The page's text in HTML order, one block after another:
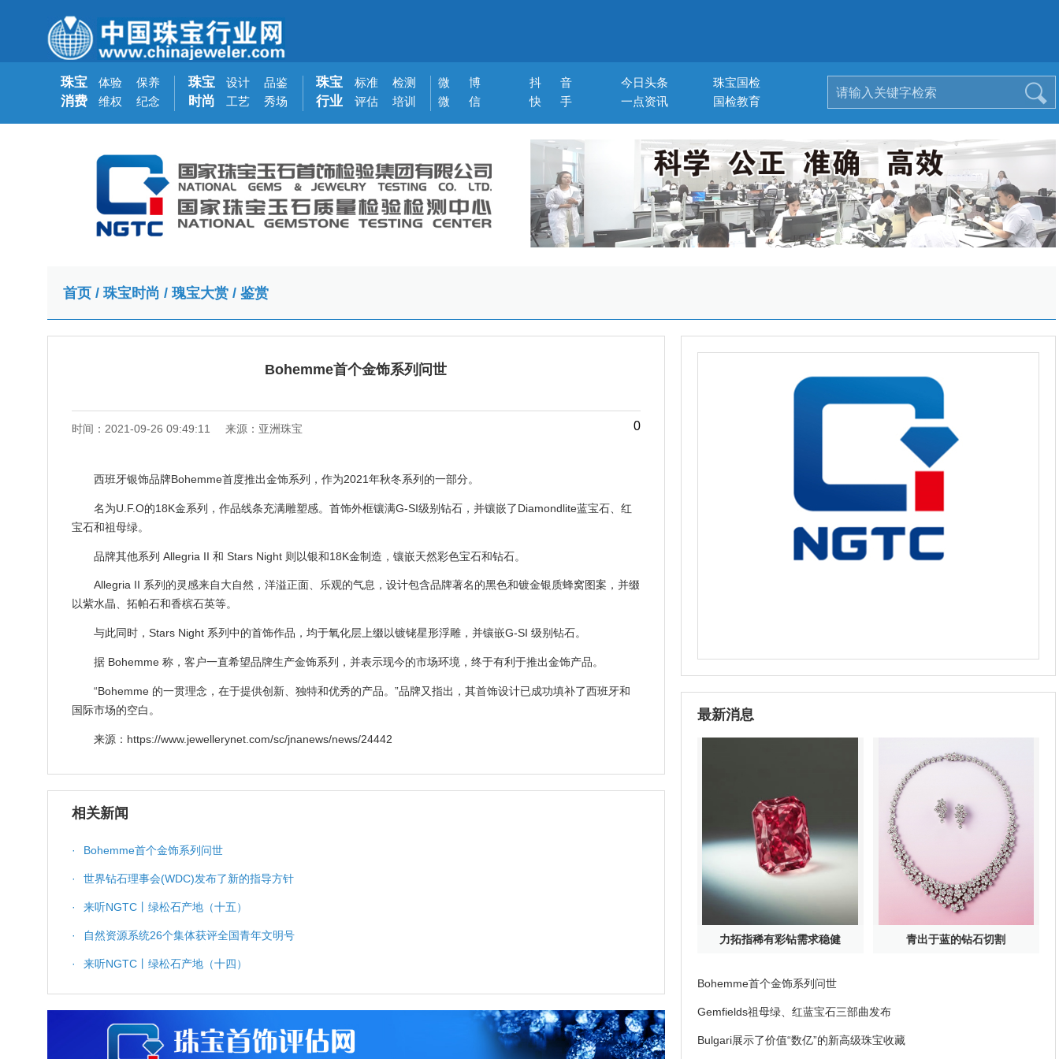
珠宝
消费
体验
维权
保养
纪念
珠宝
时尚
设计
工艺
品鉴
秀场
珠宝
行业
标准
评估
检测
培训
微 博
微 信
抖 音
快 手
今日头条
一点资讯
珠宝国检
国检教育
首页 / 珠宝时尚 / 瑰宝大赏 / 鉴赏
Bohemme首个金饰系列问世
时间：2021-09-26 09:49:11 来源：亚洲珠宝 0
西班牙银饰品牌Bohemme首度推出金饰系列，作为2021年秋冬系列的一部分。
名为U.F.O的18K金系列，作品线条充满雕塑感。首饰外框镶满G-SI级别钻石，并镶嵌了Diamondlite蓝宝石、红
宝石和祖母绿。
品牌其他系列 Allegria II 和 Stars Night 则以银和18K金制造，镶嵌天然彩色宝石和钻石。
Allegria II 系列的灵感来自大自然，洋溢正面、乐观的气息，设计包含品牌著名的黑色和镀金银质蜂窝图案，并缀
以紫水晶、拓帕石和香槟石英等。
与此同时，Stars Night 系列中的首饰作品，均于氧化层上缀以镀铑星形浮雕，并镶嵌G-SI 级别钻石。
据 Bohemme 称，客户一直希望品牌生产金饰系列，并表示现今的市场环境，终于有利于推出金饰产品。
“Bohemme 的一贯理念，在于提供创新、独特和优秀的产品。”品牌又指出，其首饰设计已成功填补了西班牙和
国际市场的空白。
来源：https://www.jewellerynet.com/sc/jnanews/news/24442
相关新闻
· Bohemme首个金饰系列问世
· 世界钻石理事会(WDC)发布了新的指导方针
· 来听NGTC丨绿松石产地（十五）
· 自然资源系统26个集体获评全国青年文明号
· 来听NGTC丨绿松石产地（十四）
最新消息
力拓指稀有彩钻需求稳健 青出于蓝的钻石切割
Bohemme首个金饰系列问世
Gemfields祖母绿、红蓝宝石三部曲发布
Bulgari展示了价值“数亿”的新高级珠宝收藏